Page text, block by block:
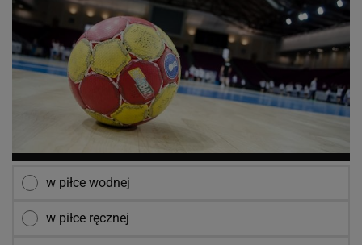
w piłce wodnej
w piłce ręcznej